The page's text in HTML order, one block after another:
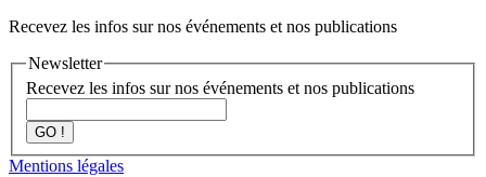
Recevez les infos sur nos événements et nos publications
Newsletter
Recevez les infos sur nos événements et nos publications
GO !
Mentions légales